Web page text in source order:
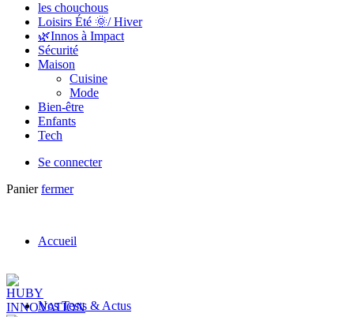
les chouchous
Loisirs Été 🌞/ Hiver
🌿Innos à Impact
Sécurité
Maison
Cuisine
Mode
Bien-être
Enfants
Tech
Se connecter
Panier fermer
Accueil
Nos Tests & Actus